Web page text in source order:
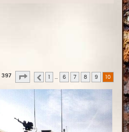
397 Страница из 10
1 6 7 8 9 10